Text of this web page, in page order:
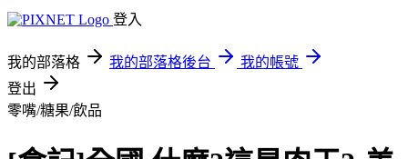
登入
我的部落格 我的部落格後台
我的帳號
登出
零嘴/糖果/飲品